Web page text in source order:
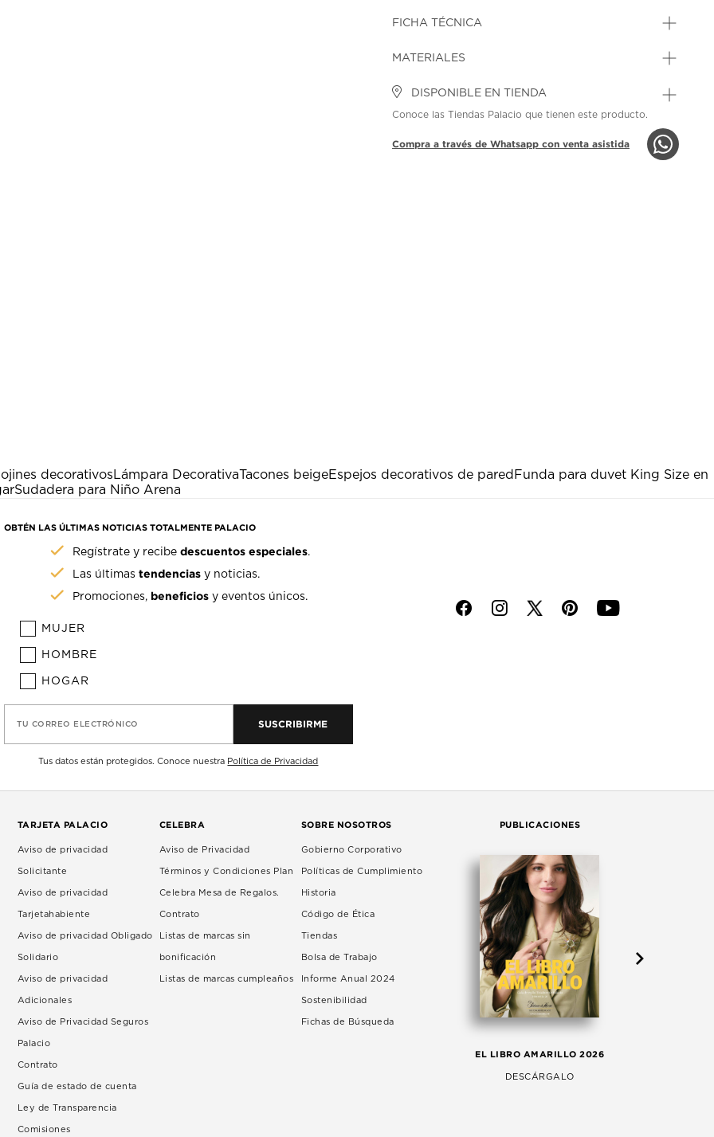
FICHA TÉCNICA
MATERIALES
DISPONIBLE EN TIENDA
Conoce las Tiendas Palacio que tienen este producto.
Compra a través de Whatsapp con venta asistida
decorativosLámpara DecorativaTacones beigeEspejos decorativos de pared Funda para duvet King Size en
Sudadera para Niño Arena
OBTÉN LAS ÚLTIMAS NOTICIAS TOTALMENTE PALACIO
Regístrate y recibedescuentos especiales.
Las últimastendencias y noticias.
Promociones, beneficios y eventos únicos.
MUJER
HOMBRE
HOGAR
TU CORREO ELECTRÓNICO SUSCRIBIRME
Tus datos están protegidos. Conoce nuestra Política de Privacidad
f i p y
TARJETA PALACIO
Aviso de privacidad
Solicitante
Aviso de privacidad
Tarjetahabiente
Aviso de privacidad Obligado
Solidario
Aviso de privacidad
Adicionales
Aviso de Privacidad Seguros
Palacio
Contrato
Guía de estado de cuenta
Ley de Transparencia
Comisiones
CELEBRA
Aviso de Privacidad
Términos y Condiciones Plan
Celebra Mesa de Regalos.
Contrato
Listas de marcas sin
bonificación
Listas de marcas cumpleaños
SOBRE NOSOTROS
Gobierno Corporativo
Políticas de Cumplimiento
Historia
Código de Ética
Tiendas
Bolsa de Trabajo
Informe Anual 2024
Sostenibilidad
Fichas de Búsqueda
PUBLICACIONES
EL LIBRO AMARILLO 2026
DESCÁRGALO